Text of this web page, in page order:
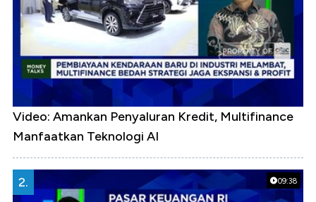
Video: Amankan Penyaluran Kredit, Multifinance
Manfaatkan Teknologi AI
09:38
2.